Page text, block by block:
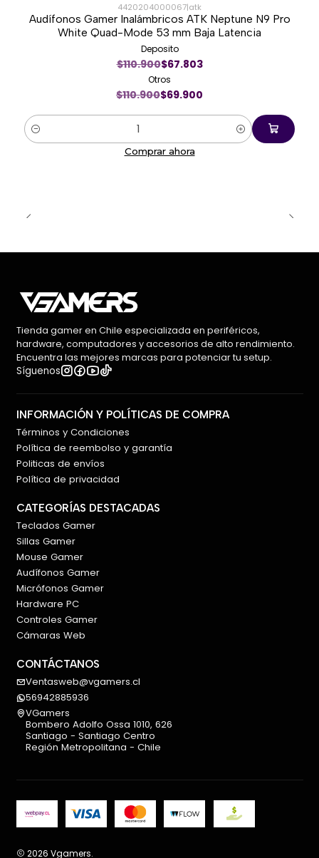
-37%
4420204000067|atk
Audífonos Gamer Inalámbricos ATK Neptune N9 Pro
White Quad-Mode 53 mm Baja Latencia
Deposito
$110.900$67.803
Otros
$110.900$69.900
Cantidad
Comprar ahora
Tienda gamer en Chile especializada en periféricos,
hardware, computadores y accesorios de alto rendimiento.
Encuentra las mejores marcas para potenciar tu setup.
Síguenos
INFORMACIÓN Y POLÍTICAS DE COMPRA
Términos y Condiciones
Política de reembolso y garantía
Politicas de envíos
Política de privacidad
CATEGORÍAS DESTACADAS
Teclados Gamer
Sillas Gamer
Mouse Gamer
Audífonos Gamer
Micrófonos Gamer
Hardware PC
Controles Gamer
Cámaras Web
CONTÁCTANOS
Ventasweb@vgamers.cl
56942885936
VGamers
Bombero Adolfo Ossa 1010, 626
Santiago - Santiago Centro
Región Metropolitana - Chile
2026 Vgamers.